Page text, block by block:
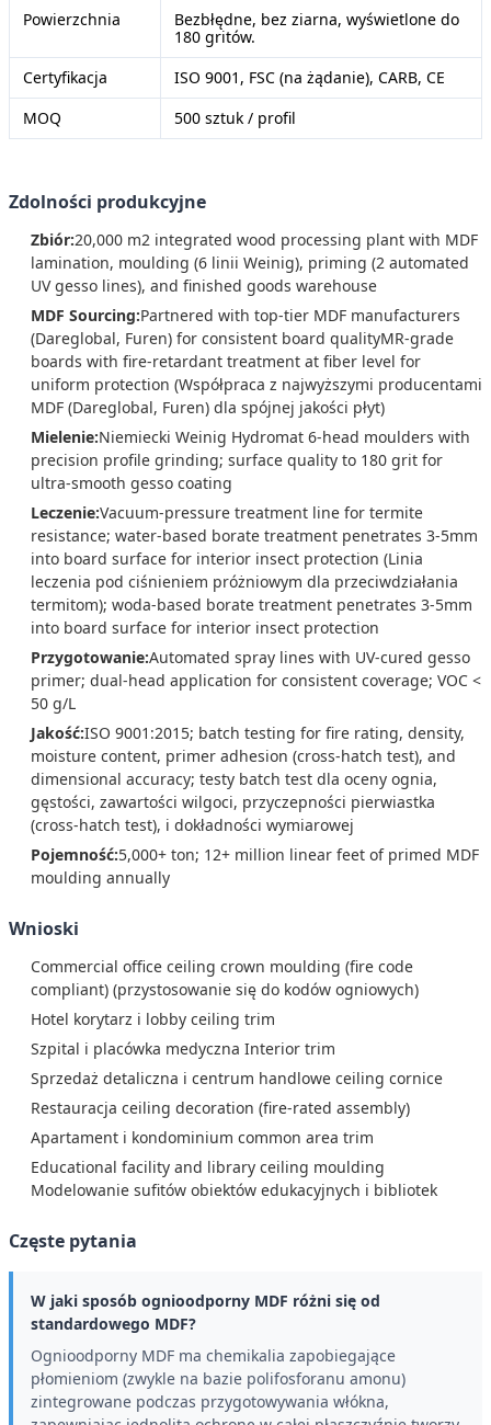
Powierzchnia
Bezbłędne, bez ziarna, wyświetlone do
180 gritów.
Certyfikacja
ISO 9001, FSC (na żądanie), CARB, CE
MOQ
500 sztuk / profil
Zdolności produkcyjne
Zbiór:20,000 m2 integrated wood processing plant with MDF
lamination, moulding (6 linii Weinig), priming (2 automated
UV gesso lines), and finished goods warehouse
MDF Sourcing:Partnered with top-tier MDF manufacturers
(Dareglobal, Furen) for consistent board qualityMR-grade
boards with fire-retardant treatment at fiber level for
uniform protection (Współpraca z najwyższymi producentami
MDF (Dareglobal, Furen) dla spójnej jakości płyt)
Mielenie:Niemiecki Weinig Hydromat 6-head moulders with
precision profile grinding; surface quality to 180 grit for
ultra-smooth gesso coating
Leczenie:Vacuum-pressure treatment line for termite
resistance; water-based borate treatment penetrates 3-5mm
into board surface for interior insect protection (Linia
leczenia pod ciśnieniem próżniowym dla przeciwdziałania
termitom); woda-based borate treatment penetrates 3-5mm
into board surface for interior insect protection
Przygotowanie:Automated spray lines with UV-cured gesso
primer; dual-head application for consistent coverage; VOC <
50 g/L
Jakość:ISO 9001:2015; batch testing for fire rating, density,
moisture content, primer adhesion (cross-hatch test), and
dimensional accuracy; testy batch test dla oceny ognia,
gęstości, zawartości wilgoci, przyczepności pierwiastka
(cross-hatch test), i dokładności wymiarowej
Pojemność:5,000+ ton; 12+ million linear feet of primed MDF
moulding annually
Wnioski
Commercial office ceiling crown moulding (fire code
compliant) (przystosowanie się do kodów ogniowych)
Hotel korytarz i lobby ceiling trim
Szpital i placówka medyczna Interior trim
Sprzedaż detaliczna i centrum handlowe ceiling cornice
Restauracja ceiling decoration (fire-rated assembly)
Apartament i kondominium common area trim
Educational facility and library ceiling moulding
Modelowanie sufitów obiektów edukacyjnych i bibliotek
Częste pytania
W jaki sposób ognioodporny MDF różni się od
standardowego MDF?
Ognioodporny MDF ma chemikalia zapobiegające
płomieniom (zwykle na bazie polifosforanu amonu)
zintegrowane podczas przygotowywania włókna,